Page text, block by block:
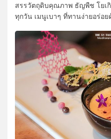
สรรวัตถุดิบคุณภาพ ธัญพืช โยเ
ทุกวัน เมนูเบาๆ ที่ทานง่ายอร่อ